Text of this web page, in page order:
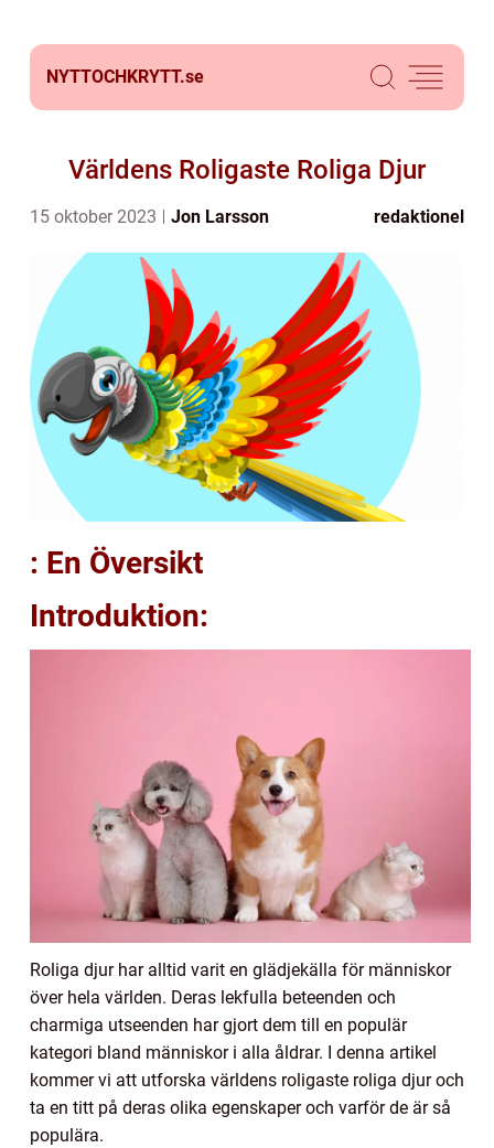
NYTTOCHKRYTT.se
Världens Roligaste Roliga Djur
15 oktober 2023 Jon Larsson redaktionel
: En Översikt
Introduktion:
Roliga djur har alltid varit en glädjekälla för människor
över hela världen. Deras lekfulla beteenden och
charmiga utseenden har gjort dem till en populär
kategori bland människor i alla åldrar. I denna artikel
kommer vi att utforska världens roligaste roliga djur och
ta en titt på deras olika egenskaper och varför de är så
populära.